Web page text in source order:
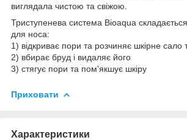
виглядала чистою та свіжою.
Триступенева система Bioaqua
для носа:
1) відкриває пори та розчиняє шкірне сало
2) вбирає бруд і видаляє його
3) стягує пори та пом'якшує шкіру
Приховати
Характеристики